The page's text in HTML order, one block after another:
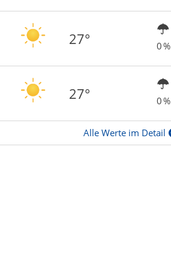
27° 0 %
27° 0 %
Alle Werte im Detail